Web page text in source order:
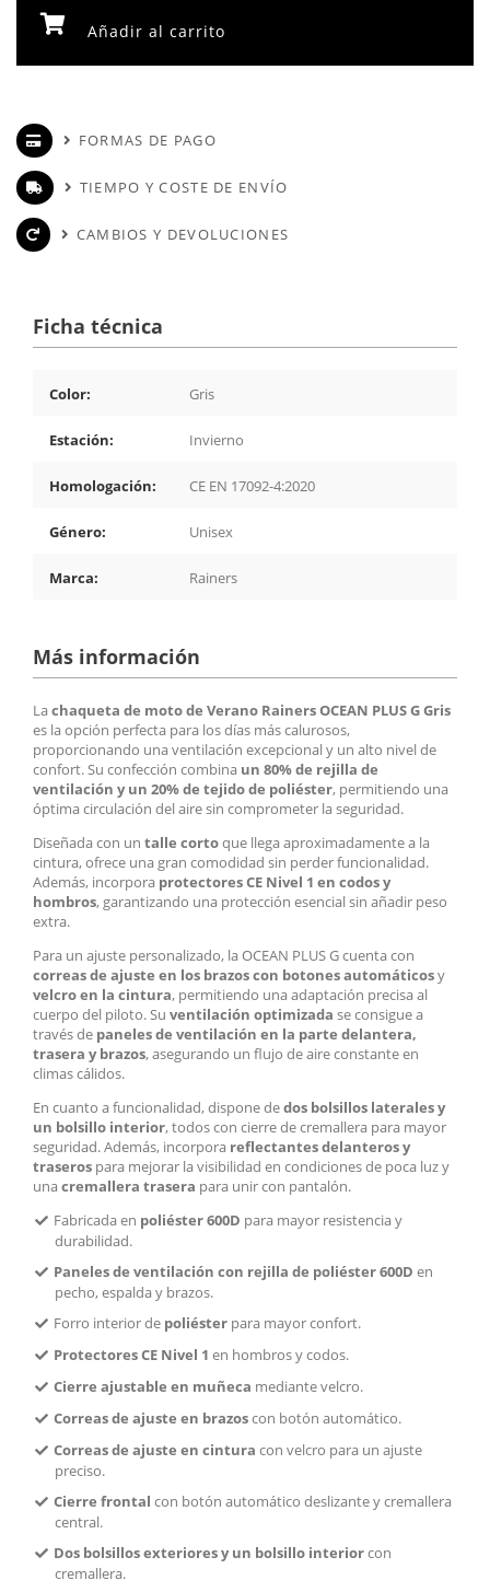
Añadir al carrito
FORMAS DE PAGO
TIEMPO Y COSTE DE ENVÍO
CAMBIOS Y DEVOLUCIONES
Ficha técnica
Color: Gris
Estación: Invierno
Homologación: CE EN 17092-4:2020
Género: Unisex
Marca: Rainers
Más información
Lachaqueta de moto de Verano Rainers OCEAN PLUS G Gris
es la opción perfecta para los días más calurosos,
proporcionando una ventilación excepcional y un alto nivel de
confort. Su confección combina un 80% de rejilla de
ventilación y un 20% de tejido de poliéster, permitiendo una
óptima circulación del aire sin comprometer la seguridad.
Diseñada con un talle cortoque llega aproximadamente a la
cintura, ofrece una gran comodidad sin perder funcionalidad.
Además, incorpora protectores CE Nivel 1 en codos y
hombros, garantizando una protección esencial sin añadir peso
extra.
Para un ajuste personalizado, la OCEAN PLUS G cuenta con
correas de ajuste en los brazos con botones automáticosy
velcro en la cintura, permitiendo una adaptación precisa al
cuerpo del piloto. Su ventilación optimizada se consigue a
través de paneles de ventilación en la parte delantera,
trasera y brazos, asegurando un flujo de aire constante en
climas cálidos.
En cuanto a funcionalidad, dispone dedos bolsillos laterales y
un bolsillo interior, todos con cierre de cremallera para mayor
seguridad. Además, incorpora reflectantes delanteros y
traseros para mejorar la visibilidad en condiciones de poca luz y
unacremallera trasera para unir con pantalón.
Fabricada en poliéster 600D para mayor resistencia y
durabilidad.
Paneles de ventilación con rejilla de poliéster 600D en
pecho, espalda y brazos.
Forro interior de poliéster para mayor confort.
Protectores CE Nivel 1 en hombros y codos.
Cierre ajustable en muñeca mediante velcro.
Correas de ajuste en brazoscon botón automático.
Correas de ajuste en cintura con velcro para un ajuste
preciso.
Cierre frontal con botón automático deslizante y cremallera
central.
Dos bolsillos exteriores y un bolsillo interiorcon
cremallera.